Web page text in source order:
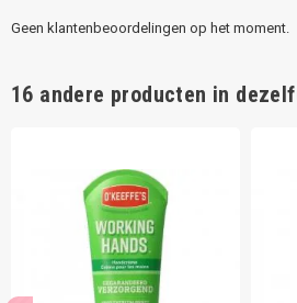
Geen klantenbeoordelingen op het moment.
16 andere producten in